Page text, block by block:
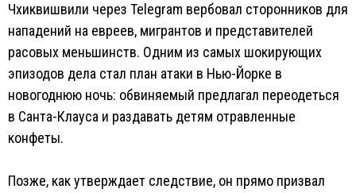
Чхиквишвили через Telegram вербовал сторонников для
нападений на евреев, мигрантов и представителей
расовых меньшинств. Одним из самых шокирующих
эпизодов дела стал план атаки в Нью-Йорке в
новогоднюю ночь: обвиняемый предлагал переодеться
в Санта-Клауса и раздавать детям отравленные
конфеты.
Позже, как утверждает следствие, он прямо призвал